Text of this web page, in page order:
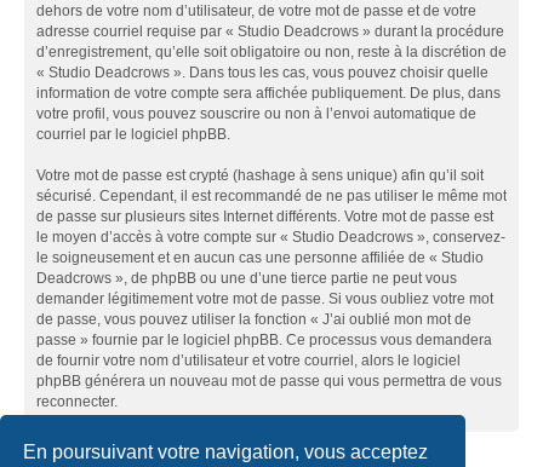
En poursuivant votre navigation, vous acceptez
dehors de votre nom d’utilisateur, de votre mot de passe et de votre
adresse courriel requise par « Studio Deadcrows » durant la procédure
d’enregistrement, qu’elle soit obligatoire ou non, reste à la discrétion de
« Studio Deadcrows ». Dans tous les cas, vous pouvez choisir quelle
information de votre compte sera affichée publiquement. De plus, dans
votre profil, vous pouvez souscrire ou non à l’envoi automatique de
courriel par le logiciel phpBB.
Votre mot de passe est crypté (hashage à sens unique) afin qu’il soit
sécurisé. Cependant, il est recommandé de ne pas utiliser le même mot
de passe sur plusieurs sites Internet différents. Votre mot de passe est
le moyen d’accès à votre compte sur « Studio Deadcrows », conservez-
le soigneusement et en aucun cas une personne affiliée de « Studio
Deadcrows », de phpBB ou une d’une tierce partie ne peut vous
demander légitimement votre mot de passe. Si vous oubliez votre mot
de passe, vous pouvez utiliser la fonction « J’ai oublié mon mot de
passe » fournie par le logiciel phpBB. Ce processus vous demandera
de fournir votre nom d’utilisateur et votre courriel, alors le logiciel
phpBB générera un nouveau mot de passe qui vous permettra de vous
reconnecter.